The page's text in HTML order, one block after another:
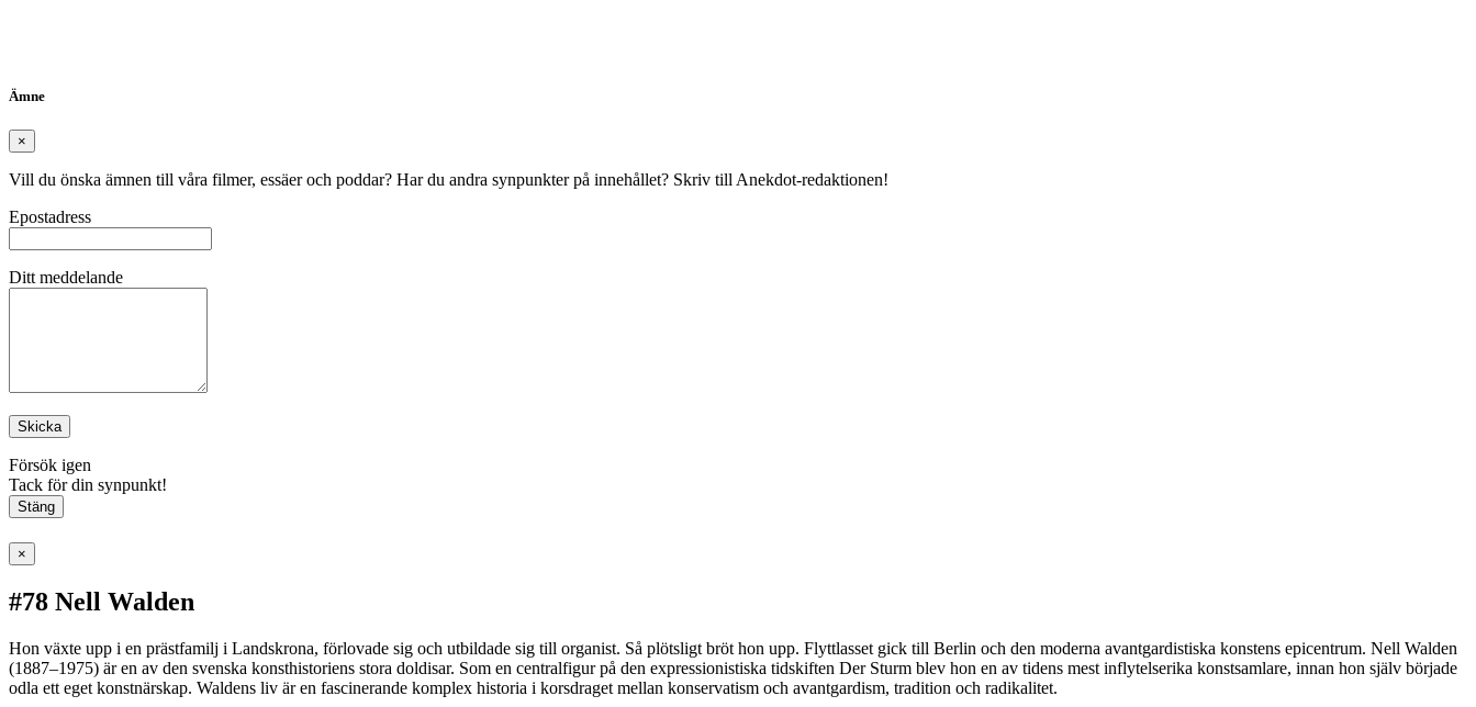
Ämne
×
Vill du önska ämnen till våra filmer, essäer och poddar? Har du andra synpunkter på innehållet? Skriv till Anekdot-redaktionen!
Epostadress
Ditt meddelande
Skicka
Försök igen
Tack för din synpunkt!
Stäng
×
#78 Nell Walden
Hon växte upp i en prästfamilj i Landskrona, förlovade sig och utbildade sig till organist. Så plötsligt bröt hon upp. Flyttlasset gick till Berlin och den moderna avantgardistiska konstens epicentrum. Nell Walden
(1887–1975) är en av den svenska konsthistoriens stora doldisar. Som en centralfigur på den expressionistiska tidskiften Der Sturm blev hon en av tidens mest inflytelserika konstsamlare, innan hon själv började
odla ett eget konstnärskap. Waldens liv är en fascinerande komplex historia i korsdraget mellan konservatism och avantgardism, tradition och radikalitet.